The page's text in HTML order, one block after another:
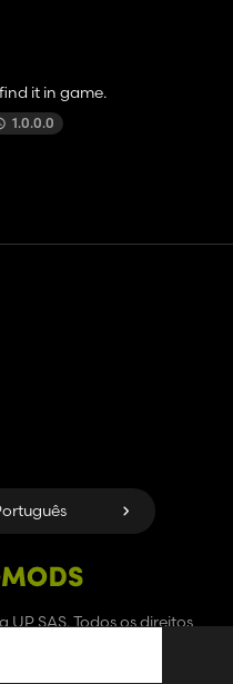
it in game.
1.0.0.0
UP SAS. Todos os direitos